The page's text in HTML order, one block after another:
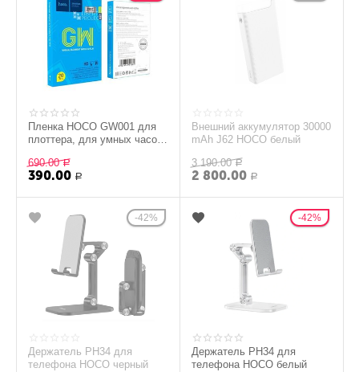
Пленка HOCO GW001 для
плоттера, для умных часов,
ручная наклейка
690.00 Р
390.00 Р
Внешний аккумулятор 30000
mAh J62 HOCO белый
3 190.00 Р
2 800.00 Р
42%
Держатель PH34 для
телефона HOCO черный
42%
Держатель PH34 для
телефона HOCO белый